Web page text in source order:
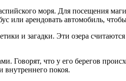
моря. Для посещения
или арендовать автомобиль, чтобы
и загадки. Эти озера
Говорят, что у его берегов
внутреннего покоя.